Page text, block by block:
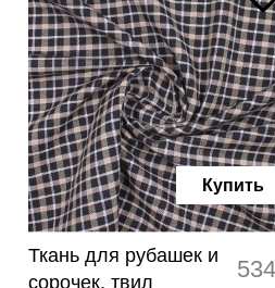
Купить
Ткань для рубашек и
сорочек, твил